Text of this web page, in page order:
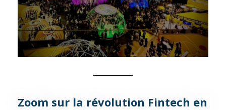
Zoom sur la révolution Fintech en